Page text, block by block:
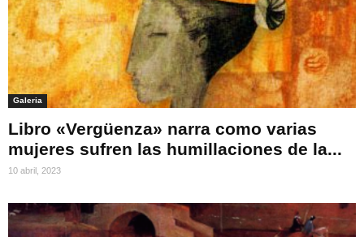
Galeria
Libro «Vergüenza» narra como varias
mujeres sufren las humillaciones de la...
10 abril, 2023